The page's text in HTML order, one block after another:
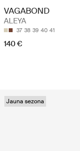
VAGABOND
ALEYA
37 38 39 40 41
140 €
Jauna sezona